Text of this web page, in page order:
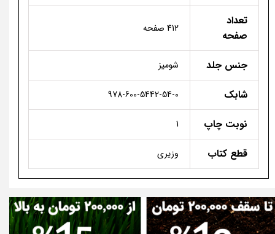
تعداد
صفحه
412 صفحه
جنس جلد شومیز
شابک 978-600-5442-54-0
نوبت چاپ 1
قطع کتاب وزیری